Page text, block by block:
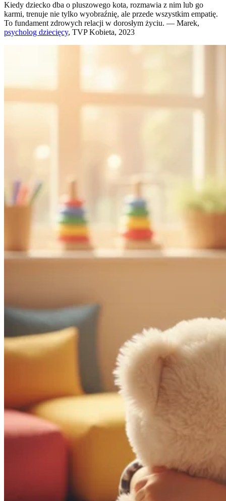
Kiedy dziecko dba o pluszowego kota, rozmawia z nim lub go
karmi, trenuje nie tylko wyobraźnię, ale przede wszystkim empatię.
To fundament zdrowych relacji w dorosłym życiu. — Marek,
psycholog dziecięcy, TVP Kobieta, 2023